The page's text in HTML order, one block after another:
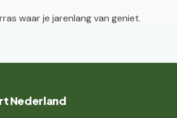
waar je jarenlang van geniet.
Nederland